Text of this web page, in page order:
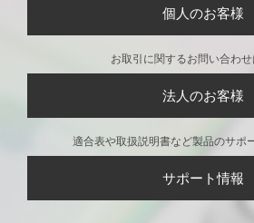
個人のお客様
お取引に関するお問い合わせ
法人のお客様
適合表や取扱説明書など製品のサポ
サポート情報